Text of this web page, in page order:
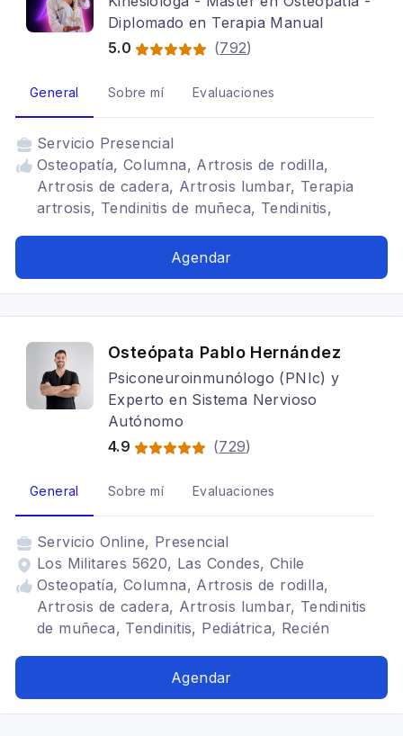
Diplomado en Terapia Manual
5.0
(792)
General Sobre mí Evaluaciones
Servicio Presencial
Osteopatía, Columna, Artrosis de rodilla,
Artrosis de cadera, Artrosis lumbar, Terapia
artrosis, Tendinitis de muñeca, Tendinitis,
Agendar
Osteópata Pablo Hernández
Psiconeuroinmunólogo (PNIc) y
Experto en Sistema Nervioso
Autónomo
4.9
(729)
General Sobre mí Evaluaciones
Servicio Online, Presencial
Los Militares 5620, Las Condes, Chile
Osteopatía, Columna, Artrosis de rodilla,
Artrosis de cadera, Artrosis lumbar, Tendinitis
de muñeca, Tendinitis, Pediátrica, Recién
Agendar